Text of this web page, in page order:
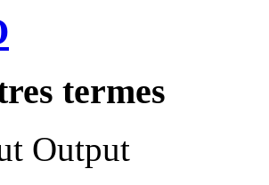
termes
Output